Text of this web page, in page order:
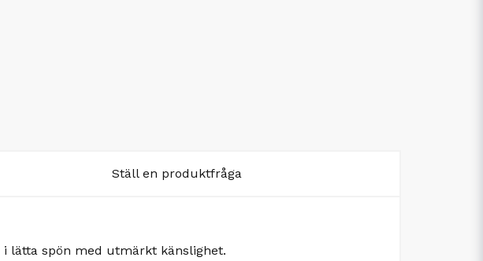
Ställ en produktfråga
i lätta spön med utmärkt känslighet.